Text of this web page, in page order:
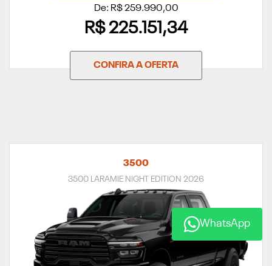
De: R$ 259.990,00
R$ 225.151,34
CONFIRA A OFERTA
3500
3500 LARAMIE NIGHT EDITION 2026
WhatsApp